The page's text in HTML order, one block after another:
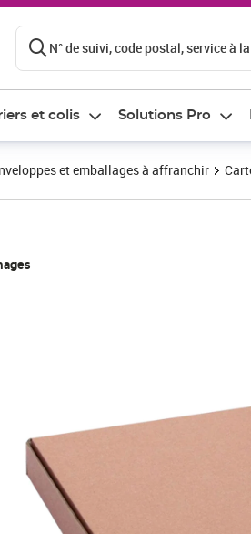
N° de suivi, code postal, service à
et colis Solutions Pro
et emballages à affranchir